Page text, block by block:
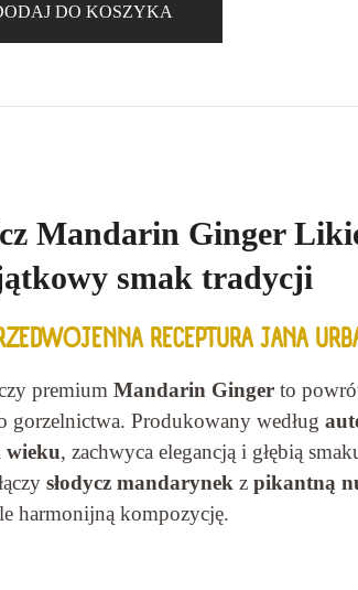
DO KOSZYKA
Mandarin Ginger
smak tradycji
RECEPTURA JANA
premium Mandarin Gingerto
gorzelnictwa. Produkowany według
wieku, zachwyca elegancją i głębią
słodycz mandarynek z pikantną
harmonijną kompozycję.